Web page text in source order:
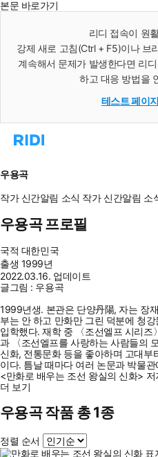
본문 바로가기
리디 접속이 원
강제 새로 고침(Ctrl + F5)이나 브
계속해서 문제가 발생한다면 리
하고 대응 방법을
테스트 페이
리
으
로
이
동
우용곡
작가 신간알림 소식 작가 신간알림 소
우용곡 프로필
국적 대한민국
출생 1999년
2022.03.16. 업데이트
글그림 : 우용곡
1999년생. 본관은 단양丹陽, 자는 장
부는 안 하고 만화만 그린 덕분에 청
입학했다. 재학 중 〈조선엘프 시리즈
과 〈조선엘프를 사랑하는 사람들의
신화, 전통문화 등을 좋아하며 고대
이다. 틈날 때마다 여러 논문과 박물
<만화로 배우는 조선 왕실의 신화> 저
더 보기
우용곡 작품 총 1종
정렬 순서